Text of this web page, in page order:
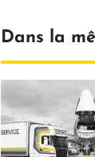
Dans la